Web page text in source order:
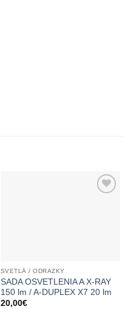
SVETLÁ / ODRAZKY
SADA OSVETLENIA A X-RAY
150 lm / A-DUPLEX X7 20 lm
20,00€